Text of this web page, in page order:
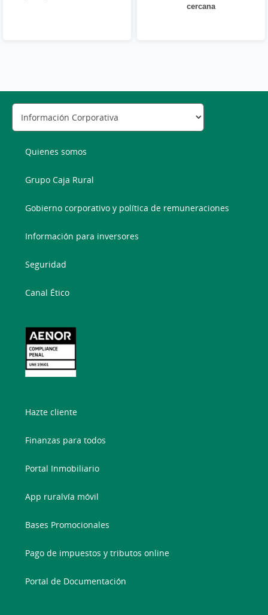
cercana
Quienes somos
Grupo Caja Rural
Gobierno corporativo y política de remuneraciones
Información para inversores
Seguridad
Canal Ético
Hazte cliente
Finanzas para todos
Portal Inmobiliario
App ruralvía móvil
Bases Promocionales
Pago de impuestos y tributos online
Portal de Documentación